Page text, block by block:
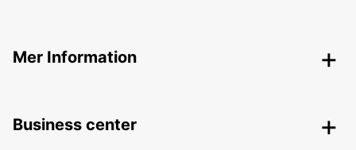
Mer Information
Business center